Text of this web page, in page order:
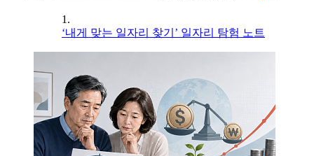
1.
‘내게 맞는 일자리 찾기’ 일자리 탐험 노트